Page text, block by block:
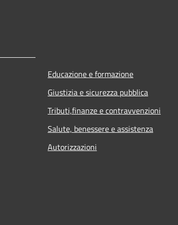
Educazione e formazione
Giustizia e sicurezza pubblica
Tributi,finanze e contravvenzioni
Salute, benessere e assistenza
Autorizzazioni